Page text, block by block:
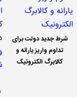
شرط جدید دولت برای
تداوم واریز یارانه و
کالابرگ الکترونیک